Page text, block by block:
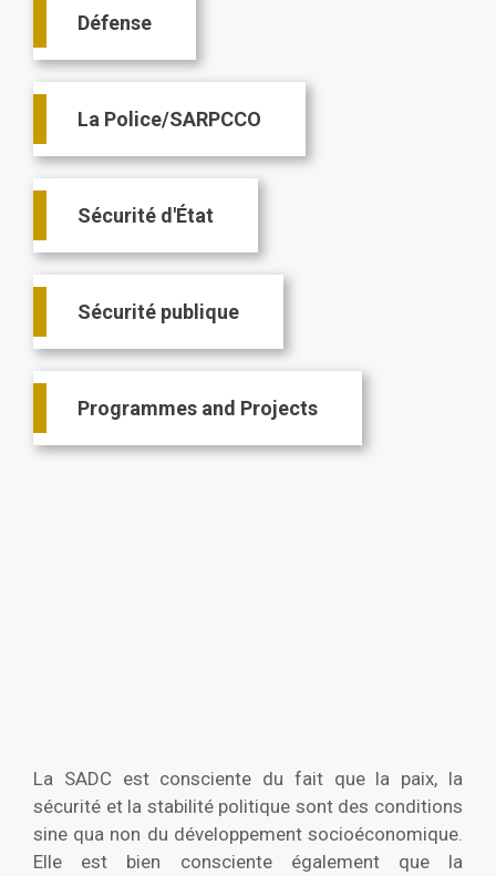
Défense
La Police/SARPCCO
Sécurité d'État
Sécurité publique
Programmes and Projects
La SADC est consciente du fait que la paix, la
sécurité et la stabilité politique sont des conditions
sine qua non du développement socioéconomique.
Elle est bien consciente également que la